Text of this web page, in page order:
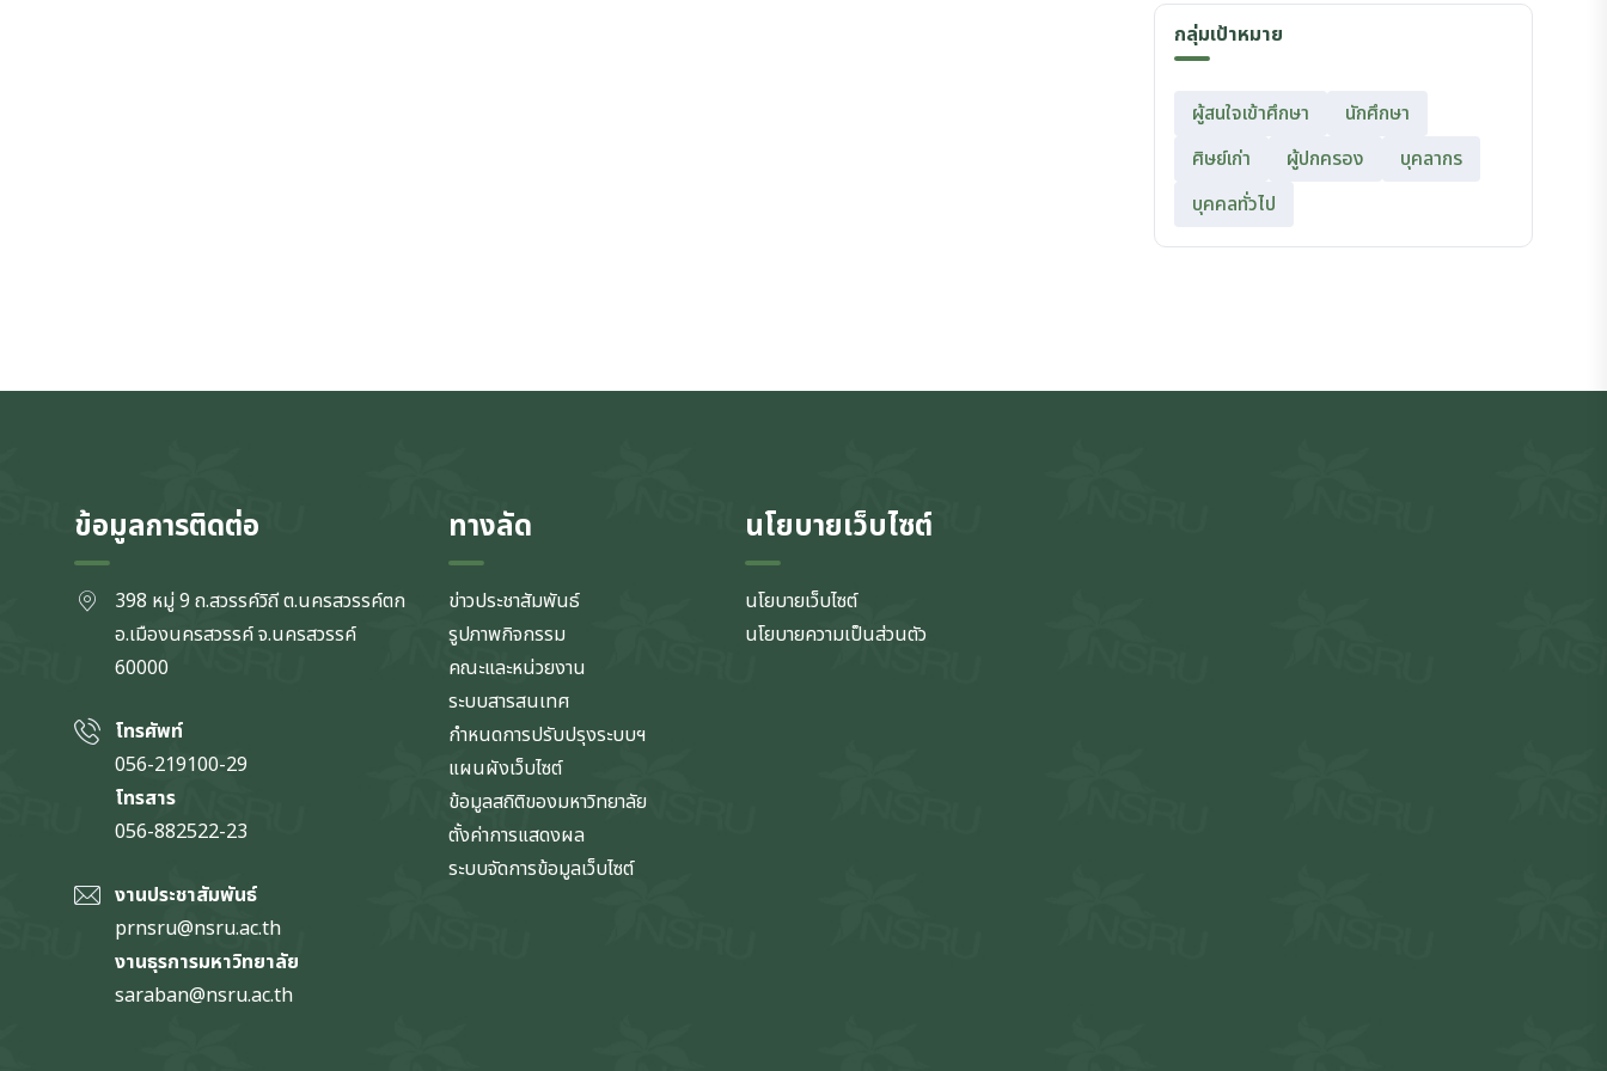
กลุ่มเป้าหมาย
ผู้สนใจเข้าศึกษา
นักศึกษา
ศิษย์เก่า
ผู้ปกครอง
บุคลากร
บุคคลทั่วไป
ข้อมูลการติดต่อ
398 หมู่ 9 ถ.สวรรค์วิถี ต.นครสวรรค์ตก
อ.เมืองนครสวรรค์ จ.นครสวรรค์
60000
โทรศัพท์
056-219100-29
โทรสาร
056-882522-23
งานประชาสัมพันธ์
prnsru@nsru.ac.th
งานธุรการมหาวิทยาลัย
saraban@nsru.ac.th
ทางลัด
ข่าวประชาสัมพันธ์
รูปภาพกิจกรรม
คณะและหน่วยงาน
ระบบสารสนเทศ
กำหนดการปรับปรุงระบบฯ
แผนผังเว็บไซต์
ข้อมูลสถิติของมหาวิทยาลัย
ตั้งค่าการแสดงผล
ระบบจัดการข้อมูลเว็บไซต์
นโยบายเว็บไซต์
นโยบายเว็บไซต์
นโยบายความเป็นส่วนตัว